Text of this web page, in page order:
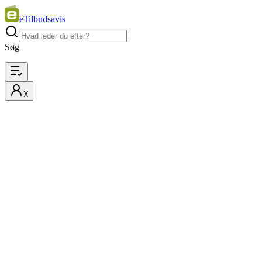
eTilbudsavis
Søg
X